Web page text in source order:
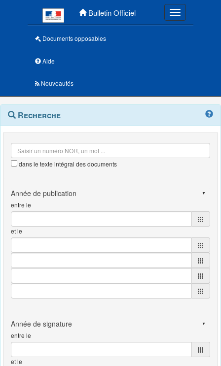
Bulletin Officiel Toggle
Documents opposables
Aide
Nouveautés
Navigation
outils
Menu
contextuel
Recherche
dans le texte intégral des documents
entre le
et le
entre le
et le